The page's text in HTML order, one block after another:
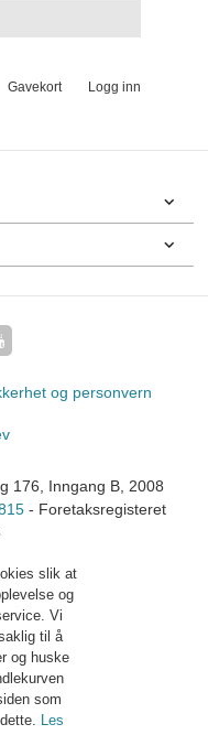
Gavekort Logg inn
og personvern
176, Inngang B, 2008
- Foretaksregisteret
slik at
og
Vi
til å
og huske
som
Les